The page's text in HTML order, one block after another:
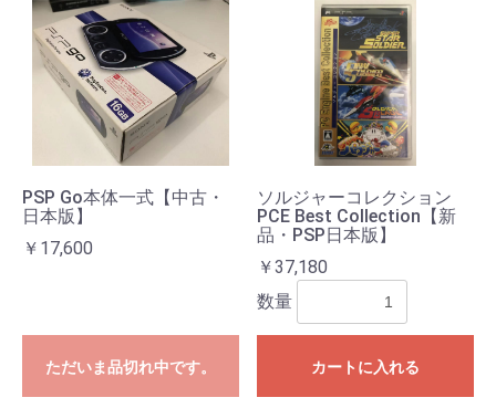
PSP Go本体一式【中古・
日本版】
￥17,600
ただいま品切れ中です。
ソルジャーコレクション
PCE Best Collection【新
品・PSP日本版】
￥37,180
数量
カートに入れる